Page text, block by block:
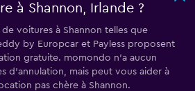
à Shannon, Irlande ?
voitures à Shannon telles que
by Europcar et Payless proposent
gratuite. momondo n’a aucun
d’annulation, mais peut vous aider à
pas chère à Shannon.